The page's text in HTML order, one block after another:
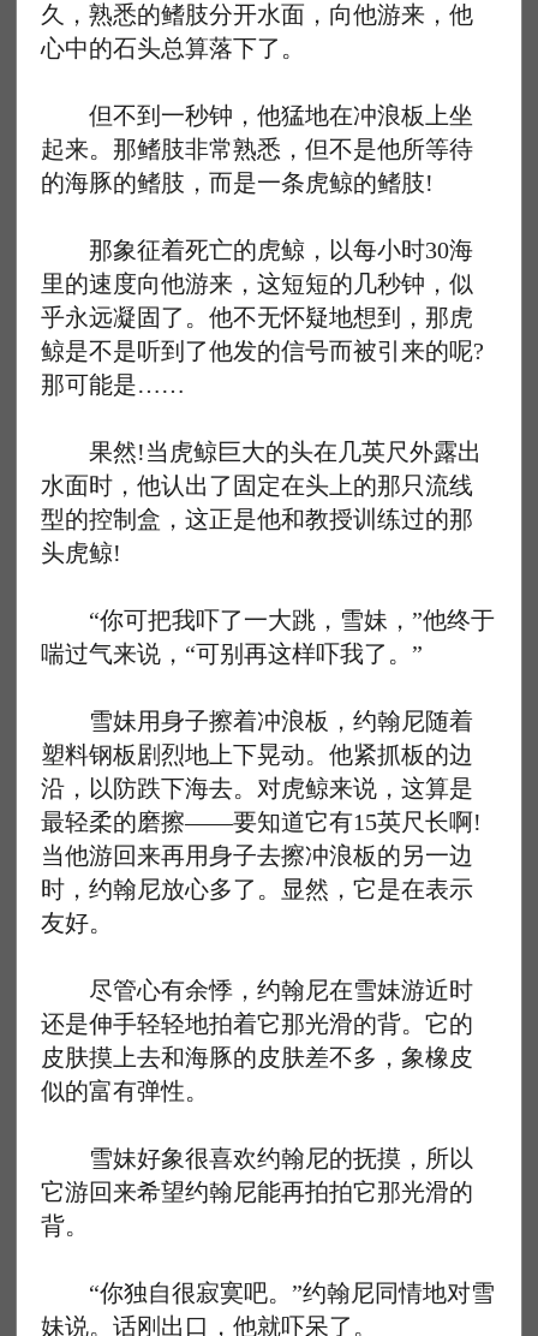
久，熟悉的鳍肢分开水面，向他游来，他
心中的石头总算落下了。
但不到一秒钟，他猛地在冲浪板上坐
起来。那鳍肢非常熟悉，但不是他所等待
的海豚的鳍肢，而是一条虎鲸的鳍肢!
那象征着死亡的虎鲸，以每小时30海
里的速度向他游来，这短短的几秒钟，似
乎永远凝固了。他不无怀疑地想到，那虎
鲸是不是听到了他发的信号而被引来的呢?
那可能是……
果然!当虎鲸巨大的头在几英尺外露出
水面时，他认出了固定在头上的那只流线
型的控制盒，这正是他和教授训练过的那
头虎鲸!
“你可把我吓了一大跳，雪妹，”他终于
喘过气来说，“可别再这样吓我了。”
雪妹用身子擦着冲浪板，约翰尼随着
塑料钢板剧烈地上下晃动。他紧抓板的边
沿，以防跌下海去。对虎鲸来说，这算是
最轻柔的磨擦——要知道它有15英尺长啊!
当他游回来再用身子去擦冲浪板的另一边
时，约翰尼放心多了。显然，它是在表示
友好。
尽管心有余悸，约翰尼在雪妹游近时
还是伸手轻轻地拍着它那光滑的背。它的
皮肤摸上去和海豚的皮肤差不多，象橡皮
似的富有弹性。
雪妹好象很喜欢约翰尼的抚摸，所以
它游回来希望约翰尼能再拍拍它那光滑的
背。
“你独自很寂寞吧。”约翰尼同情地对雪
妹说。话刚出口，他就吓呆了。